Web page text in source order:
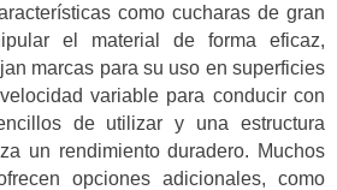
como cucharas de gran
el material de forma eficaz,
marcas para su uso en superficies
variable para conducir con
de utilizar y una estructura
un rendimiento duradero. Muchos
opciones adicionales, como